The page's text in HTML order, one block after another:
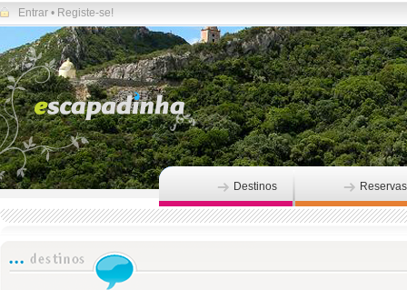
Entrar • Registe-se!
Destinos Reservas